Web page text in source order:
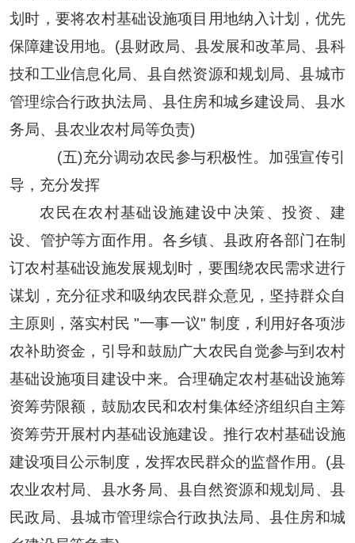
划时，要将农村基础设施项目用地纳入计划，优先
保障建设用地。(县财政局、县发展和改革局、县科
技和工业信息化局、县自然资源和规划局、县城市
管理综合行政执法局、县住房和城乡建设局、县水
务局、县农业农村局等负责)
(五)充分调动农民参与积极性。加强宣传引
导，充分发挥
农民在农村基础设施建设中决策、投资、建
设、管护等方面作用。各乡镇、县政府各部门在制
订农村基础设施发展规划时，要围绕农民需求进行
谋划，充分征求和吸纳农民群众意见，坚持群众自
主原则，落实村民 "一事一议" 制度，利用好各项涉
农补助资金，引导和鼓励广大农民自觉参与到农村
基础设施项目建设中来。合理确定农村基础设施筹
资筹劳限额，鼓励农民和农村集体经济组织自主筹
资筹劳开展村内基础设施建设。推行农村基础设施
建设项目公示制度，发挥农民群众的监督作用。(县
农业农村局、县水务局、县自然资源和规划局、县
民政局、县城市管理综合行政执法局、县住房和城